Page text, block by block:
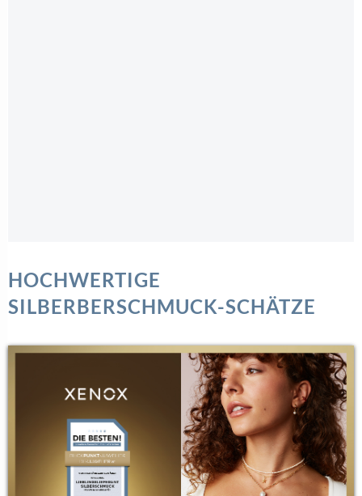
HOCHWERTIGE
SILBERBERSCHMUCK-SCHÄTZE